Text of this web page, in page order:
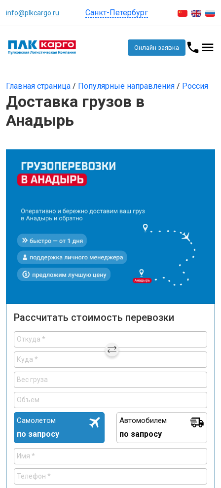
info@plkcargo.ru Санкт-Петербург
Онлайн заявка
Главная страница / Популярные направления / Россия
Доставка грузов в
Анадырь
Рассчитать стоимость перевозки
Самолетом
по запросу
Автомобилем
по запросу